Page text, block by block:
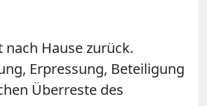
Hause zurück.
Erpressung, Beteiligung
Überreste des